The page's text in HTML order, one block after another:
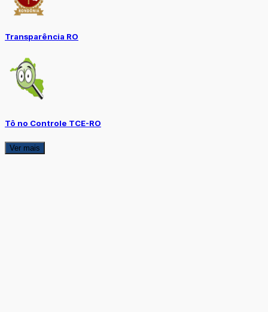
Transparência RO
Tô no Controle TCE-RO
Ver mais